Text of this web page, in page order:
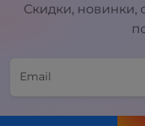
Скидки, новинки,